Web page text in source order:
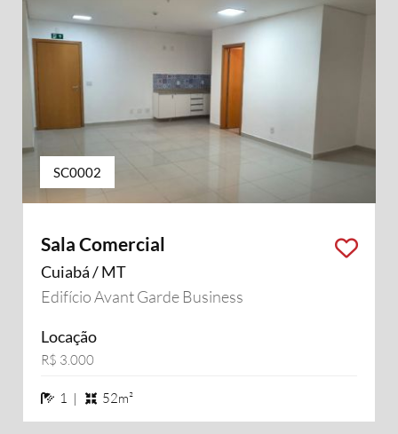
SC0002
Sala Comercial
Cuiabá / MT
Edifício Avant Garde Business
Locação
R$ 3.000
1 banheiros
1 | 52m²